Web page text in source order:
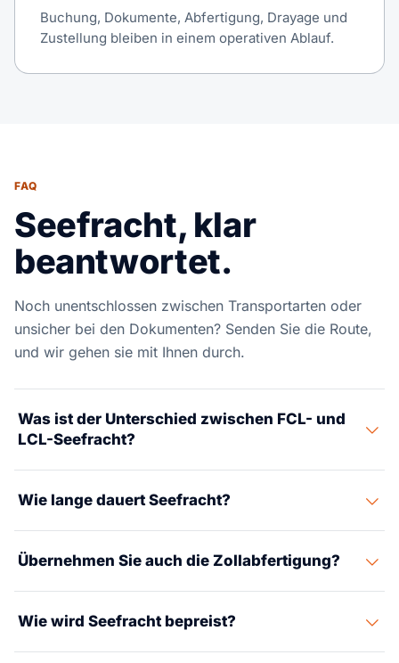
Buchung, Dokumente, Abfertigung, Drayage und
Zustellung bleiben in einem operativen Ablauf.
FAQ
Seefracht, klar
beantwortet.
Noch unentschlossen zwischen Transportarten oder
unsicher bei den Dokumenten? Senden Sie die Route,
und wir gehen sie mit Ihnen durch.
Was ist der Unterschied zwischen FCL- und
LCL-Seefracht?
Ladung. LCL teilt einen Container mit anderen
Versendern und wird nach Volumen berechnet. Wir
vergleichen beide nach Gesamtkosten und Laufzeit,
Wie lange dauert Seefracht?
Umschlag ab. Asien bis zur US-Westküste kann grob 15
bis 20 Tage Hafen-zu-Hafen betragen, plus Inland und
Abfertigung.
Übernehmen Sie auch die Zollabfertigung?
Fracht koordiniert – Dokumente und HS-Codes werden
vor der Ankunft geprüft.
Wie wird Seefracht bepreist?